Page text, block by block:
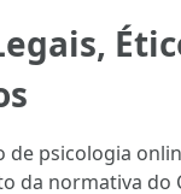
psicologia
da normativa do